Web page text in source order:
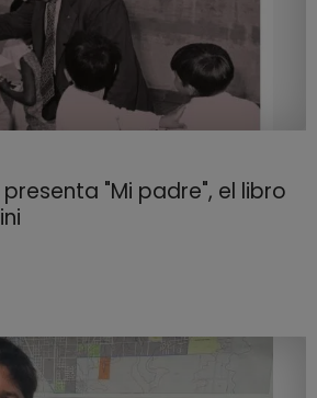
presenta "Mi padre", el libro